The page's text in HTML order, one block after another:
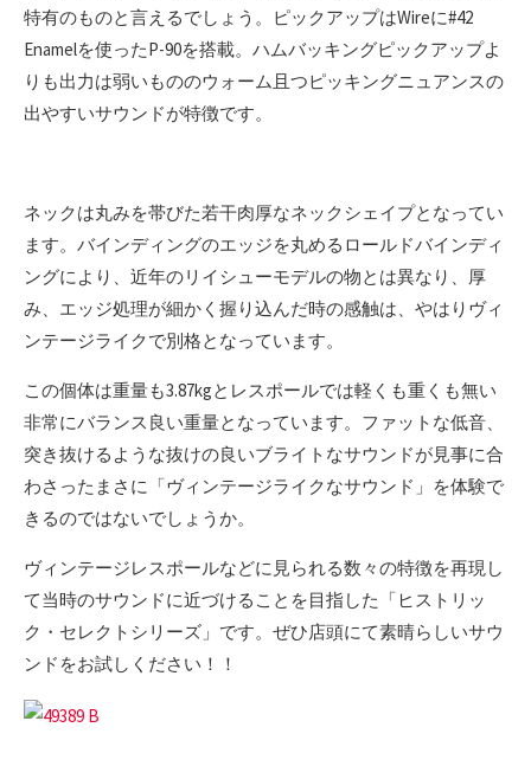
特有のものと言えるでしょう。ピックアップはWireに#42
Enamelを使ったP-90を搭載。ハムバッキングピックアップよ
りも出力は弱いもののウォーム且つピッキングニュアンスの
出やすいサウンドが特徴です。
ネックは丸みを帯びた若干肉厚なネックシェイプとなってい
ます。バインディングのエッジを丸めるロールドバインディ
ングにより、近年のリイシューモデルの物とは異なり、厚
み、エッジ処理が細かく握り込んだ時の感触は、やはりヴィ
ンテージライクで別格となっています。
この個体は重量も3.87kgとレスポールでは軽くも重くも無い
非常にバランス良い重量となっています。ファットな低音、
突き抜けるような抜けの良いブライトなサウンドが見事に合
わさったまさに「ヴィンテージライクなサウンド」を体験で
きるのではないでしょうか。
ヴィンテージレスポールなどに見られる数々の特徴を再現し
て当時のサウンドに近づけることを目指した「ヒストリッ
ク・セレクトシリーズ」です。ぜひ店頭にて素晴らしいサウ
ンドをお試しください！！